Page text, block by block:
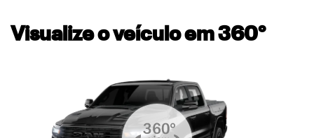
Visualize o veículo em 360°